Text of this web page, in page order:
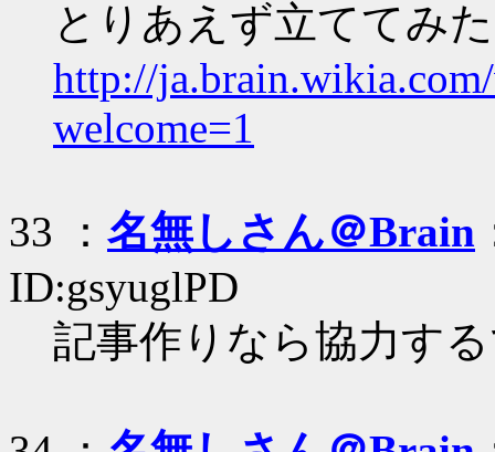
とりあえず立ててみ
http://
welcome=1
33 ： 名無しさん＠Brain
ID:gsyuglPD
記事作りなら協力す